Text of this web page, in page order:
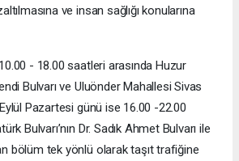
ve insan sağlığı konularına
- 18.00 saatleri arasında Huzur
Bulvarı ve Uluönder Mahallesi Sivas
Pazartesi günü ise 16.00 -22.00
Bulvarı’nın Dr. Sadık Ahmet Bulvarı ile
bölüm tek yönlü olarak taşıt trafiğine